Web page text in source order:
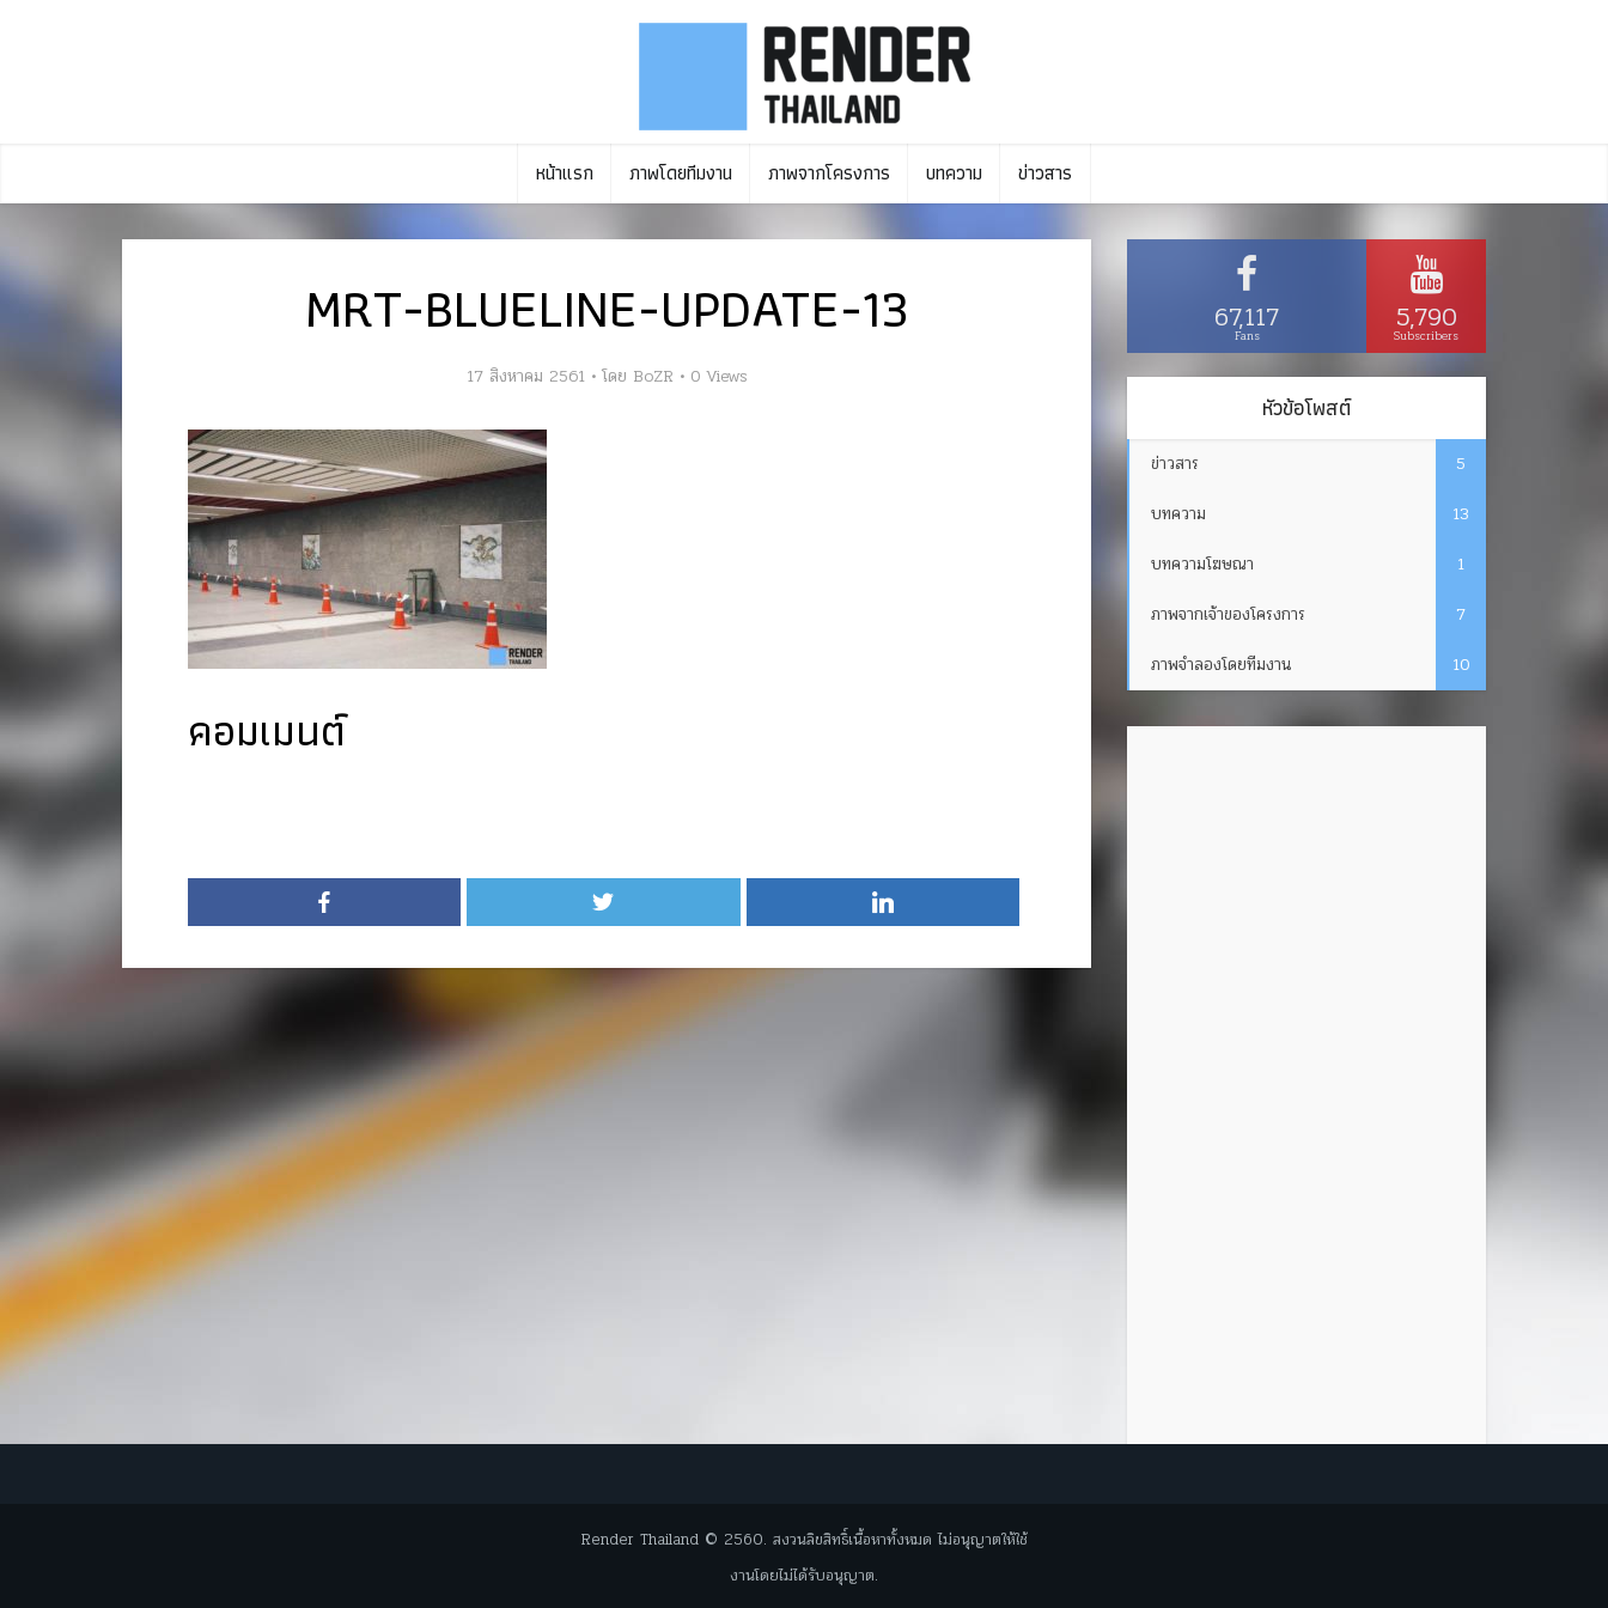
หน้าแรก ภาพโดยทีมงาน ภาพจากโครงการ บทความ ข่าวสาร
MRT-BLUELINE-UPDATE-13
17 สิงหาคม 2561 โดย BoZR 0 Views
คอมเมนต์
67,117
Fans 5,790
Subscribers
หัวข้อโพสต์
ข่าวสาร
5
บทความ
13
บทความโฆษณา
1
ภาพจากเจ้าของโครงการ
7
ภาพจำลองโดยทีมงาน
10
Render Thailand © 2560. สงวนลิขสิทธิ์เนื้อหาทั้งหมด ไม่อนุญาตให้ใช้
งานโดยไม่ได้รับอนุญาต.